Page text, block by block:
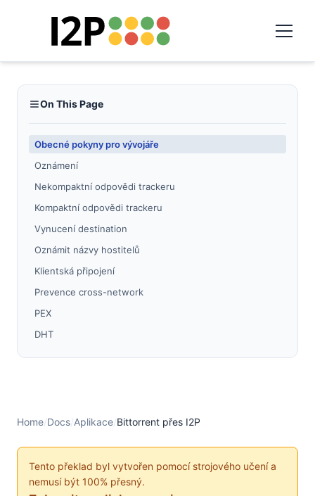
On This Page
Obecné pokyny pro vývojáře
Oznámení
Nekompaktní odpovědi trackeru
Kompaktní odpovědi trackeru
Vynucení destination
Oznámit názvy hostitelů
Klientská připojení
Prevence cross-network
PEX
DHT
Home/Docs/Aplikace/Bittorrent přes I2P
Tento překlad byl vytvořen pomocí strojového učení a
nemusí být 100% přesný.